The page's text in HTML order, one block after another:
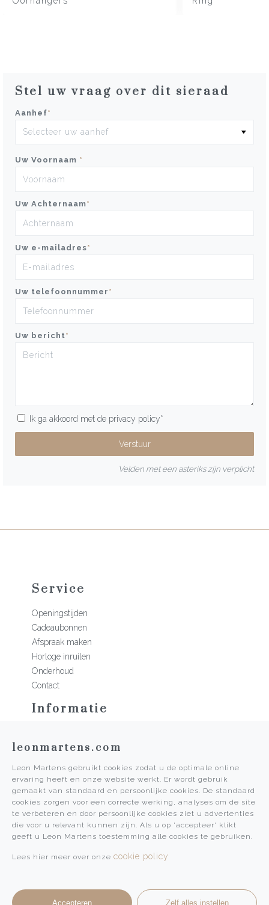
Stel uw vraag over dit sieraad
Aanhef*
Uw Voornaam *
Uw Achternaam*
Uw e-mailadres*
Uw telefoonnummer *
Uw bericht*
Ik ga akkoord met de privacy policy*
Velden met een asteriks zijn verplicht
Service
Openingstijden
Cadeaubonnen
Afspraak maken
Horloge inruilen
Onderhoud
Contact
Informatie
Historie
Algemene voorwaarden
Privacy Policy
Pers
Leon Martens
Leon Martens Juwelier
leonmartens.com
Leon Martens gebruikt cookies zodat u de optimale online
ervaring heeft en onze website werkt. Er wordt gebruik
gemaakt van standaard en persoonlijke cookies. De standaard
cookies zorgen voor een correcte werking, analyses om de site
te verbeteren en door persoonlijke cookies ziet u advertenties
die voor u relevant kunnen zijn. Als u op 'accepteer' klikt
geeft u Leon Martens toestemming alle cookies te gebruiken.
Lees hier meer over onze cookie policy
Accepteren Zelf alles instellen